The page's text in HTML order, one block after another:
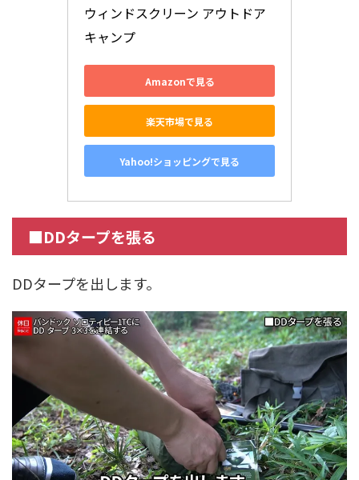
ウィンドスクリーン アウトドア
キャンプ
Amazonで見る
楽天市場で見る
Yahoo!ショッピングで見る
■DDタープを張る
DDタープを出します。